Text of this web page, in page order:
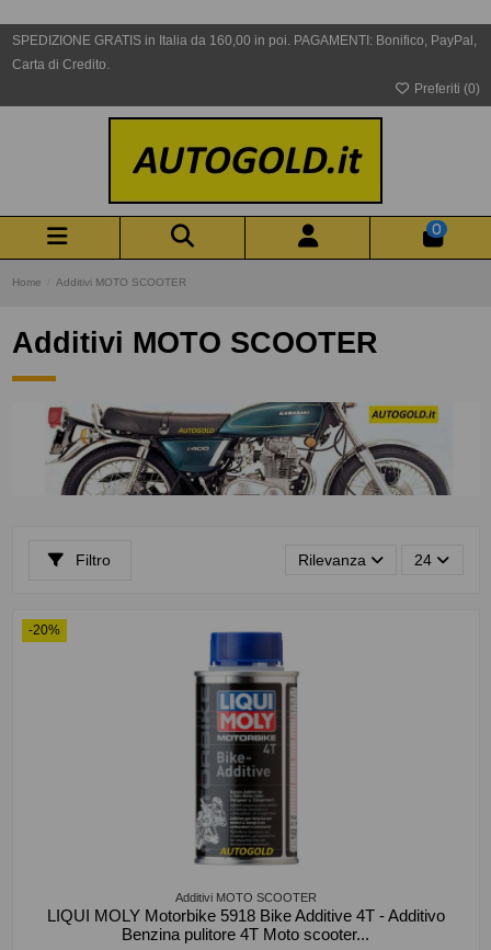
SPEDIZIONE GRATIS in Italia da 160,00 in poi. PAGAMENTI: Bonifico, PayPal,
Carta di Credito.
Preferiti (0)
0
Home Additivi MOTO SCOOTER
Additivi MOTO SCOOTER
Filtro Rilevanza 24
-20%
Additivi MOTO SCOOTER
LIQUI MOLY Motorbike 5918 Bike Additive 4T - Additivo
Benzina pulitore 4T Moto scooter...